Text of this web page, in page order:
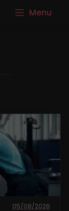
Menu
05/08/2026